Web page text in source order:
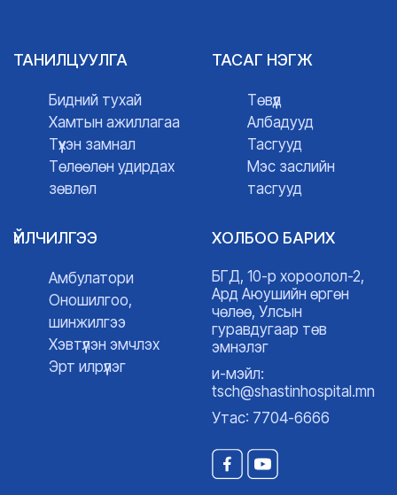
ТАНИЛЦУУЛГА
Бидний тухай
Хамтын ажиллагаа
Түүхэн замнал
Төлөөлөн удирдах
зөвлөл
ТАСАГ НЭГЖ
Төвүүд
Албадууд
Тасгууд
Мэс заслийн
тасгууд
ҮЙЛЧИЛГЭЭ
Амбулатори
Оношилгоо,
шинжилгээ
Хэвтүүлэн эмчлэх
Эрт илрүүлэг
ХОЛБОО БАРИХ
БГД, 10-р хороолол-2,
Ард Аюушийн өргөн
чөлөө, Улсын
гуравдугаар төв
эмнэлэг
и-мэйл:
tsch@shastinhospital.mn
Утас: 7704-6666